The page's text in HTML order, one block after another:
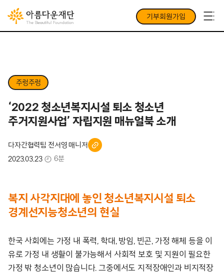
기부회원가입
주렁주렁
‘2022 청소년복지시설 퇴소 청소년
주거지원사업’ 자립지원 매뉴얼북 소개
다자간협력팀 전서영 매니저
2023.03.23
6분
복지 사각지대에 놓인 청소년복지시설 퇴소
경계선지능청소년의 현실
한국 사회에는 가정 내 폭력, 학대, 방임, 빈곤, 가정 해체 등을 이
유로 가정 내 생활이 불가능해서 사회적 보호 및 지원이 필요한
가정 밖 청소년이 많습니다. 그중에서도 지적장애인과 비지적장